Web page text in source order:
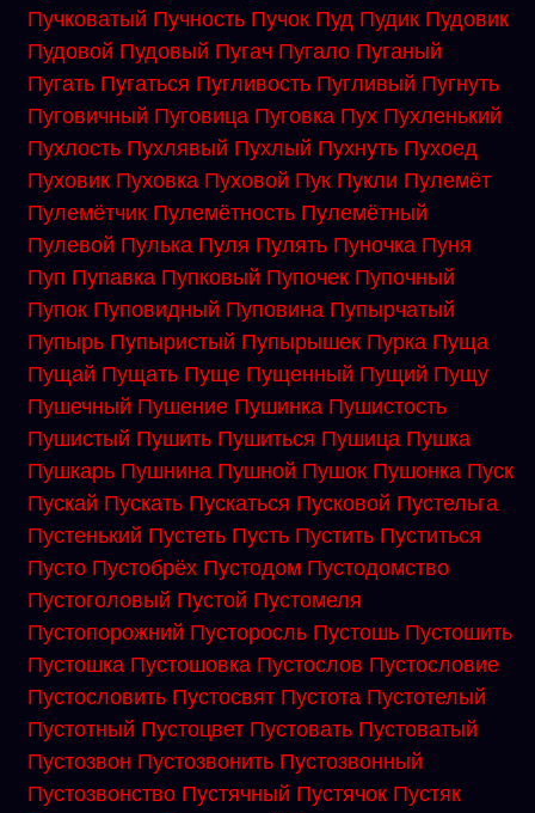
Пучковатый Пучность Пучок Пуд Пудик Пудовик
Пудовой Пудовый Пугач Пугало Пуганый
Пугать Пугаться Пугливость Пугливый Пугнуть
Пуговичный Пуговица Пуговка Пух Пухленький
Пухлость Пухлявый Пухлый Пухнуть Пухоед
Пуховик Пуховка Пуховой Пук Пукли Пулемёт
Пулемётчик Пулемётность Пулемётный
Пулевой Пулька Пуля Пулять Пуночка Пуня
Пуп Пупавка Пупковый Пупочек Пупочный
Пупок Пуповидный Пуповина Пупырчатый
Пупырь Пупыристый Пупырышек Пурка Пуща
Пущай Пущать Пуще Пущенный Пущий Пущу
Пушечный Пушение Пушинка Пушистость
Пушистый Пушить Пушиться Пушица Пушка
Пушкарь Пушнина Пушной Пушок Пушонка Пуск
Пускай Пускать Пускаться Пусковой Пустельга
Пустенький Пустеть Пусть Пустить Пуститься
Пусто Пустобрёх Пустодом Пустодомство
Пустоголовый Пустой Пустомеля
Пустопорожний Пусторосль Пустошь Пустошить
Пустошка Пустошовка Пустослов Пустословие
Пустословить Пустосвят Пустота Пустотелый
Пустотный Пустоцвет Пустовать Пустоватый
Пустозвон Пустозвонить Пустозвонный
Пустозвонство Пустячный Пустячок Пустяк